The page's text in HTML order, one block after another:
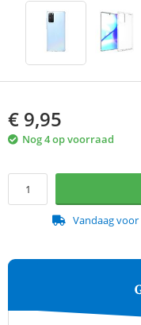
€ 9,95
Nog 4 op voorraad
Vandaag voor